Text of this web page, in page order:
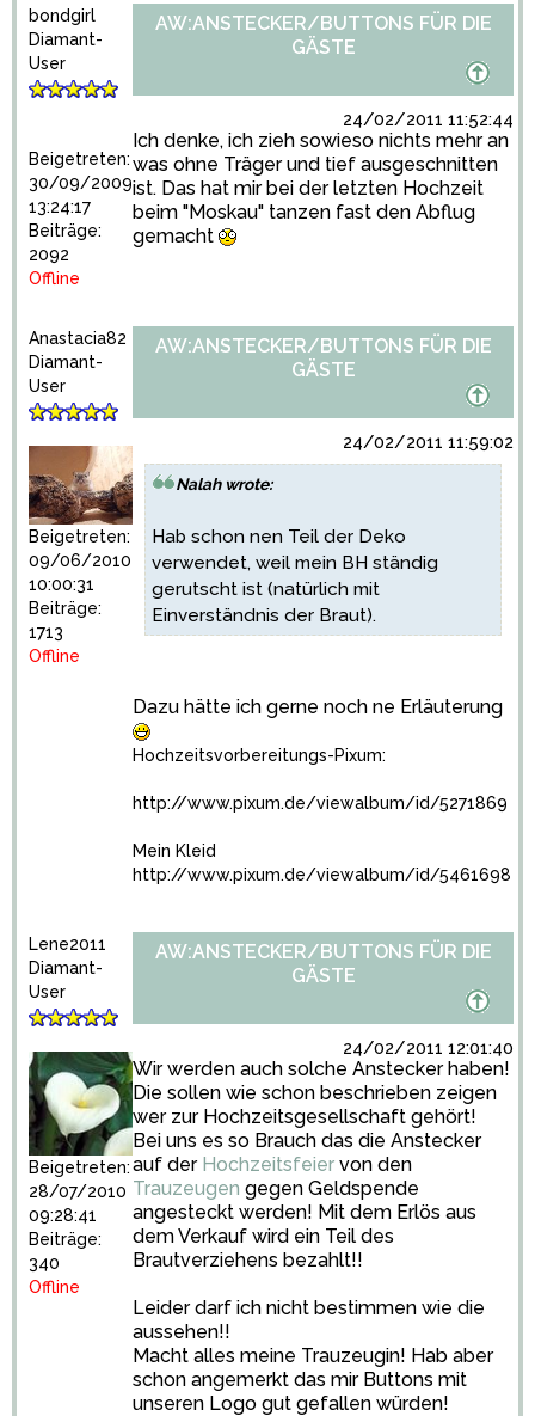
bondgirl
Diamant-
User
Beigetreten:
30/09/2009
13:24:17
Beiträge:
2092
Offline
AW:ANSTECKER/BUTTONS FÜR DIE
GÄSTE
24/02/2011 11:52:44
Ich denke, ich zieh sowieso nichts mehr an
was ohne Träger und tief ausgeschnitten
ist. Das hat mir bei der letzten Hochzeit
beim "Moskau" tanzen fast den Abflug
gemacht
Anastacia82
Diamant-
User
Beigetreten:
09/06/2010
10:00:31
Beiträge:
1713
Offline
AW:ANSTECKER/BUTTONS FÜR DIE
GÄSTE
24/02/2011 11:59:02
Nalah wrote:
Hab schon nen Teil der Deko
verwendet, weil mein BH ständig
gerutscht ist (natürlich mit
Einverständnis der Braut).
Dazu hätte ich gerne noch ne Erläuterung
Hochzeitsvorbereitungs-Pixum:
http://www.pixum.de/viewalbum/id/5271869
Mein Kleid
http://www.pixum.de/viewalbum/id/5461698
Lene2011
Diamant-
User
Beigetreten:
28/07/2010
09:28:41
Beiträge:
340
Offline
AW:ANSTECKER/BUTTONS FÜR DIE
GÄSTE
24/02/2011 12:01:40
Wir werden auch solche Anstecker haben!
Die sollen wie schon beschrieben zeigen
wer zur Hochzeitsgesellschaft gehört!
Bei uns es so Brauch das die Anstecker
auf der Hochzeitsfeier von den
Trauzeugen gegen Geldspende
angesteckt werden! Mit dem Erlös aus
dem Verkauf wird ein Teil des
Brautverziehens bezahlt!!
Leider darf ich nicht bestimmen wie die
aussehen!!
Macht alles meine Trauzeugin! Hab aber
schon angemerkt das mir Buttons mit
unseren Logo gut gefallen würden!